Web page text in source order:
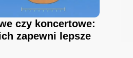
czy koncertowe:
zapewni lepsze